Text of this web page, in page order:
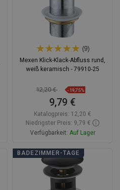
(9)
Mexen Klick-Klack-Abfluss rund,
weiß keramisch - 79910-25
12,20 € -19,75%
9,79 €
Katalogpreis: 12,20 €
Niedrigster Preis: 9,79 €
Verfügbarkeit: Auf Lager
In den Warenkorb
favorite_border Favorit
Vergleichen
BADEZIMMER-TAGE